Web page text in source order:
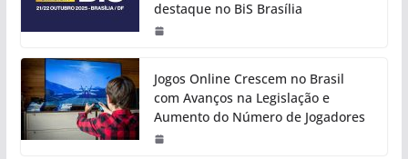
destaque no BiS Brasília
Jogos Online Crescem no Brasil
com Avanços na Legislação e
Aumento do Número de Jogadores